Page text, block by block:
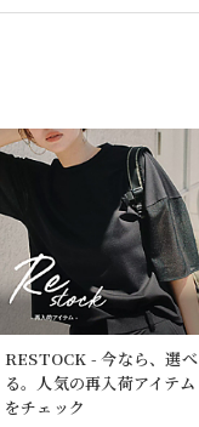
RESTOCK - 今なら、選べ
る。人気の再入荷アイテム
をチェック